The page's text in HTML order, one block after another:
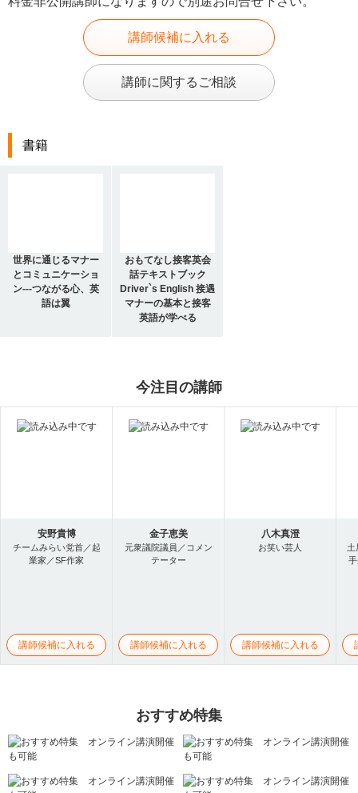
講師候補に入れる
講師に関するご相談
書籍
世界に通じるマナー
とコミュニケーショ
ン---つながる心、英
語は翼
おもてなし接客英会
話テキストブック
Driver`s English 接遇
マナーの基本と接客
英語が学べる
今注目の講師
安野貴博
チームみらい党首／起
業家／SF作家
講師候補に入れる
金子恵美
元衆議院議員／コメン
テーター
講師候補に入れる
八木真澄
お笑い芸人
講師候補に入れる
土
おすすめ特集